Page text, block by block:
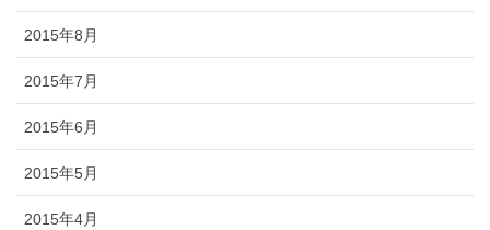
2015年8月
2015年7月
2015年6月
2015年5月
2015年4月